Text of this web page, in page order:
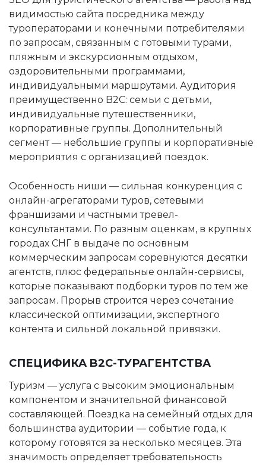
видимостью сайта посредника между
туроператорами и конечными потребителями
по запросам, связанным с готовыми турами,
пляжным и экскурсионным отдыхом,
оздоровительными программами,
индивидуальными маршрутами. Аудитория
преимущественно B2C: семьи с детьми,
индивидуальные путешественники,
корпоративные группы. Дополнительный
сегмент — небольшие группы и корпоративные
мероприятия с организацией поездок.
Особенность ниши — сильная конкуренция с
онлайн-агрегаторами туров, сетевыми
франшизами и частными тревел-
консультантами. По разным оценкам, в крупных
городах СНГ в выдаче по основным
коммерческим запросам соревнуются десятки
агентств, плюс федеральные онлайн-сервисы,
которые показывают подборки туров по тем же
запросам. Прорыв строится через сочетание
классической оптимизации, экспертного
контента и сильной локальной привязки.
СПЕЦИФИКА B2C-ТУРАГЕНТСТВА
Туризм — услуга с высоким эмоциональным
компонентом и значительной финансовой
составляющей. Поездка на семейный отдых для
большинства аудитории — событие года, к
которому готовятся за несколько месяцев. Эта
значимость определяет требовательность